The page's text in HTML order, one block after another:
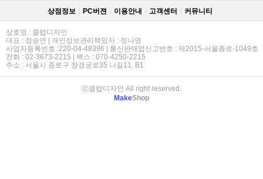
상점정보 PC버젼 이용안내 고객센터 커뮤니티
상호명 : 클럽디자인
대표 : 정승연 | 개인정보관리책임자 : 정나영
사업자등록번호 :220-04-48396 | 통신판매업신고번호 : 제2015-서울종로-1049호
전화 : 02-3673-2215 | 팩스 : 070-4250-2215
주소 : 서울시 종로구 창경궁로35 나길11, B1
ⓒ클럽디자인 All right reserved.
MakeShop